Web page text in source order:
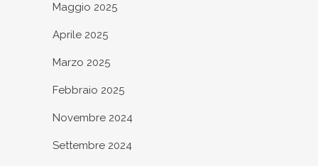
Maggio 2025
Aprile 2025
Marzo 2025
Febbraio 2025
Novembre 2024
Settembre 2024